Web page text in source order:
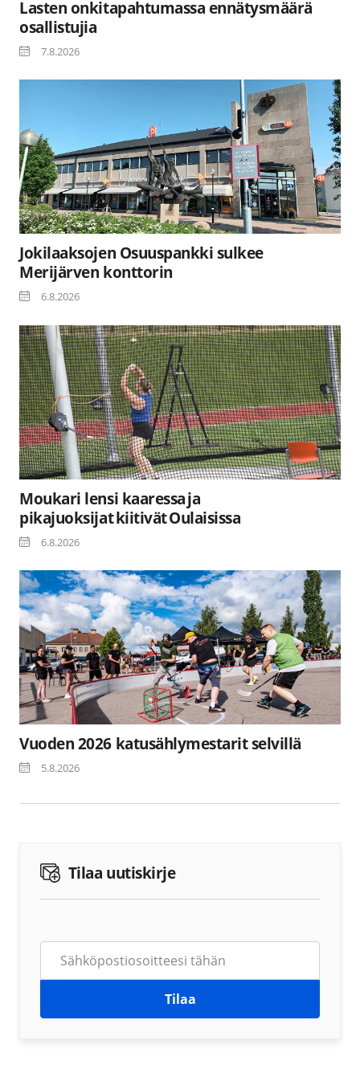
Lasten onkitapahtumassa ennätysmäärä
osallistujia
7.8.2026
Jokilaaksojen Osuuspankki sulkee
Merijärven konttorin
6.8.2026
Moukari lensi kaaressa ja
pikajuoksijat kiitivät Oulaisissa
6.8.2026
Vuoden 2026 katusählymestarit selvillä
5.8.2026
Tilaa uutiskirje
Tilaa